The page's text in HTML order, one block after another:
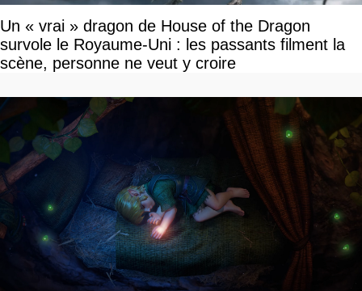
Un « vrai » dragon de House of the Dragon
survole le Royaume-Uni : les passants filment la
scène, personne ne veut y croire